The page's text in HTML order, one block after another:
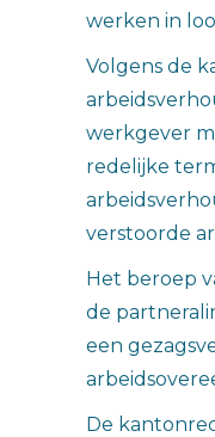
werken in
Volgens de
werkgever
redelijke
verstoorde
Het beroep
de
een
De